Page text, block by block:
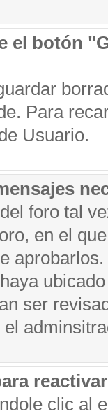
el botón
Para
Usuario.
foro tal
en el
ser
clic al